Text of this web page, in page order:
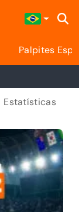
Palpites
Estatísticas